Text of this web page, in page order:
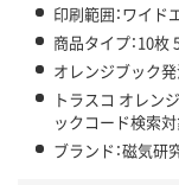
印刷範囲：ワイド
商品タイプ：10
オレンジブック
トラスコ オレン
ックコード検索
ブランド：磁気研